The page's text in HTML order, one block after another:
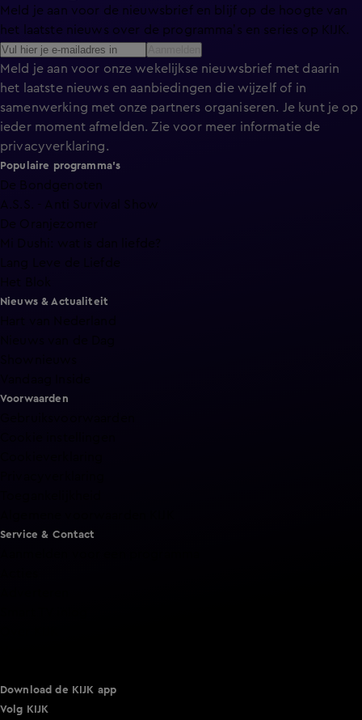
Meld je aan voor de nieuwsbrief en blijf op de hoogte van
het laatste nieuws over de programma’s en series op KIJK.
Meld je aan voor onze wekelijkse nieuwsbrief met daarin
het laatste nieuws en aanbiedingen die wijzelf of in
samenwerking met onze partners organiseren. Je kunt je op
ieder moment afmelden. Zie voor meer informatie de
privacyverklaring.
Populaire programma's
De Bondgenoten
A.S.S. - Anti Survival Show
De Oranjezomer
Mi Dushi: wat is dan liefde?
Nieuws & Actualiteit
Voorwaarden
Service & Contact
Download de KIJK app
Volg KIJK